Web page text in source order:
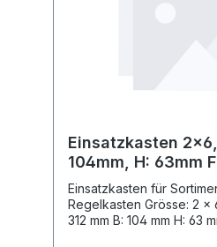
Einsatzkasten
104mm, H: 63mm
silbergrau
Einsatzkasten für
Regelkasten Grösse: 2 x
312 mm B: 104 mm H: 63